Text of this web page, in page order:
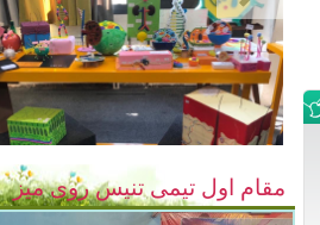
مقام اول تیمی تنیس روی میز